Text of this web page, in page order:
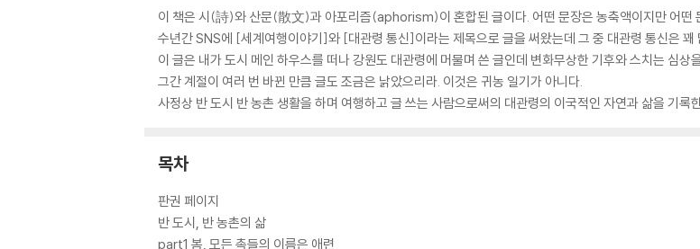
이 책은 시(詩)와 산문(散文)과 아포리즘(aphorism)이 혼합된 글이다. 어떤 문장은 농축액이지만 어떤
수년간 SNS에 [세계여행이야기]와 [대관령 통신]이라는 제목으로 글을 써왔는데 그 중 대관령 통신은 꽤
이 글은 내가 도시 메인 하우스를 떠나 강원도 대관령에 머물며 쓴 글인데 변화무상한 기후와 스치는 심상
그간 계절이 여러 번 바뀐 만큼 글도 조금은 낡았으리라. 이것은 귀농 일기가 아니다.
사정상 반 도시 반 농촌 생활을 하며 여행하고 글 쓰는 사람으로써의 대관령의 이국적인 자연과 삶을 기
목차
판권 페이지
반 도시, 반 농촌의 삶
part1 봄, 모든 촉들의 이름은 애련